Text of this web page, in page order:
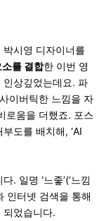
시영 디자이너를
를 결합한 이번 영
상깊었는데요. 파
이버틱한 느낌을 자
로움을 더했죠. 포스
도를 배치해, ‘AI
. 일명 ‘느좋’(’느낌
인터넷 검색을 통해
되었습니다.